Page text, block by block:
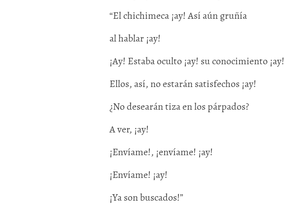
“El chichimeca ¡ay! Así aún gruñía
al hablar ¡ay!
¡Ay! Estaba oculto ¡ay! su conocimiento ¡ay!
Ellos, así, no estarán satisfechos ¡ay!
¿No desearán tiza en los párpados?
A ver, ¡ay!
¡Envíame!, ¡envíame! ¡ay!
¡Envíame! ¡ay!
¡Ya son buscados!”